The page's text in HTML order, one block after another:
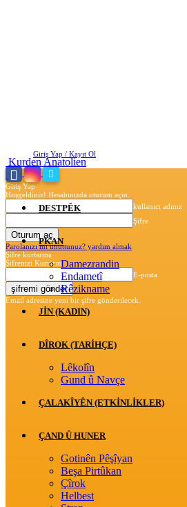
Giriş Yap / Kayıt Ol
Giriş Yap
Hoşgeldiniz! Hesabınızda oturum açın.
kullanıcı adınız
Şifre
Parolanızı mı unuttunuz? yardım almak
Şifre kurtarma
Şifrenizi Kurtarın
E-posta
Email adresine yeni bir şifre gönderilecek.
Kurden Anatolien
DESTPÊK
PKAN
Damezrandin
Endametî
Rêzikname
JİN (KADIN)
DÎROK (TARİHÇE)
Lêkolîn
Gund û Navçe
ÇALAKÎYÊN (ETKINLIKLER)
ÇAND Û HUNER
Gotinên Pêşîyan
Beşa Pirtûkan
Çîrok
Helbest